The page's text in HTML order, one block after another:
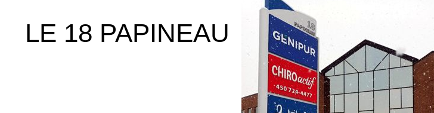
LE 18 PAPINEAU